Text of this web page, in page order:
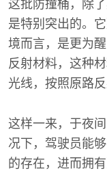
这批防撞桶，除
是特别突出的。
境而言，是更为
反射材料，这种
光线，按照原路反
这样一来，于夜
况下，驾驶员能
的存在，进而拥